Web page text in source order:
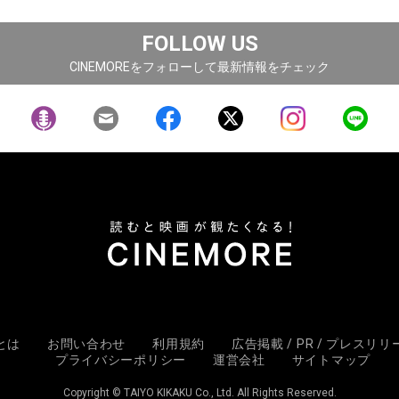
FOLLOW US
CINEMOREをフォローして最新情報をチェック
は お問い合わせ 利用規約
広告掲載 / PR / プレスリリ
プライバシーポリシー
運営会社 サイトマップ
Copyright © TAIYO KIKAKU Co., Ltd. All Rights Reserved.